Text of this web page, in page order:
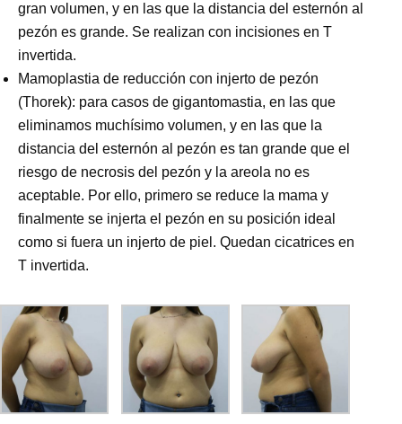
gran volumen, y en las que la distancia del esternón al
pezón es grande. Se realizan con incisiones en T
invertida.
Mamoplastia de reducción con injerto de pezón
(Thorek): para casos de gigantomastia, en las que
eliminamos muchísimo volumen, y en las que la
distancia del esternón al pezón es tan grande que el
riesgo de necrosis del pezón y la areola no es
aceptable. Por ello, primero se reduce la mama y
finalmente se injerta el pezón en su posición ideal
como si fuera un injerto de piel. Quedan cicatrices en
T invertida.